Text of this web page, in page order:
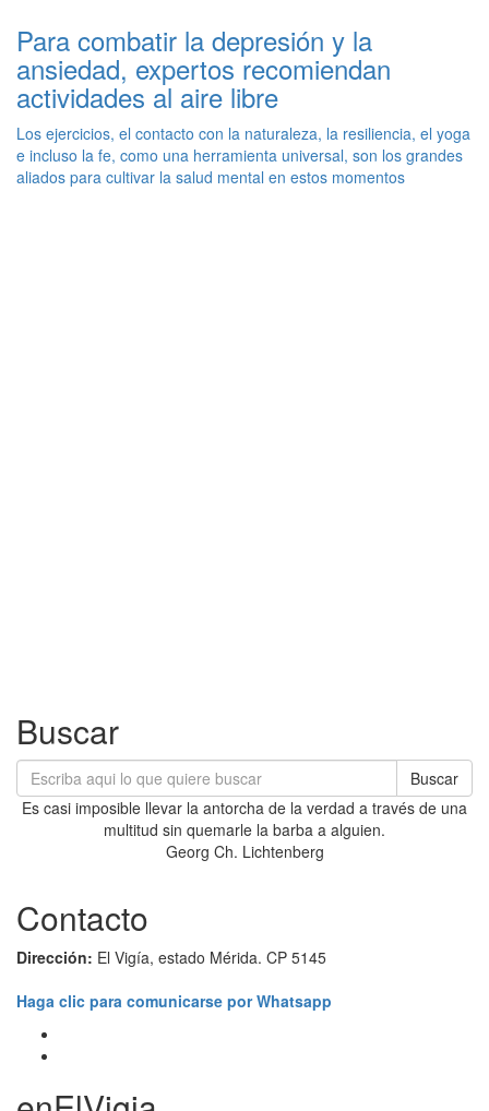
Para combatir la depresión y la
ansiedad, expertos recomiendan
actividades al aire libre
Los ejercicios, el contacto con la naturaleza, la resiliencia, el yoga
e incluso la fe, como una herramienta universal, son los grandes
aliados para cultivar la salud mental en estos momentos
Buscar
Buscar
Es casi imposible llevar la antorcha de la verdad a través de una
multitud sin quemarle la barba a alguien.
Georg Ch. Lichtenberg
Contacto
Dirección: El Vigía, estado Mérida. CP 5145
Haga clic para comunicarse por Whatsapp